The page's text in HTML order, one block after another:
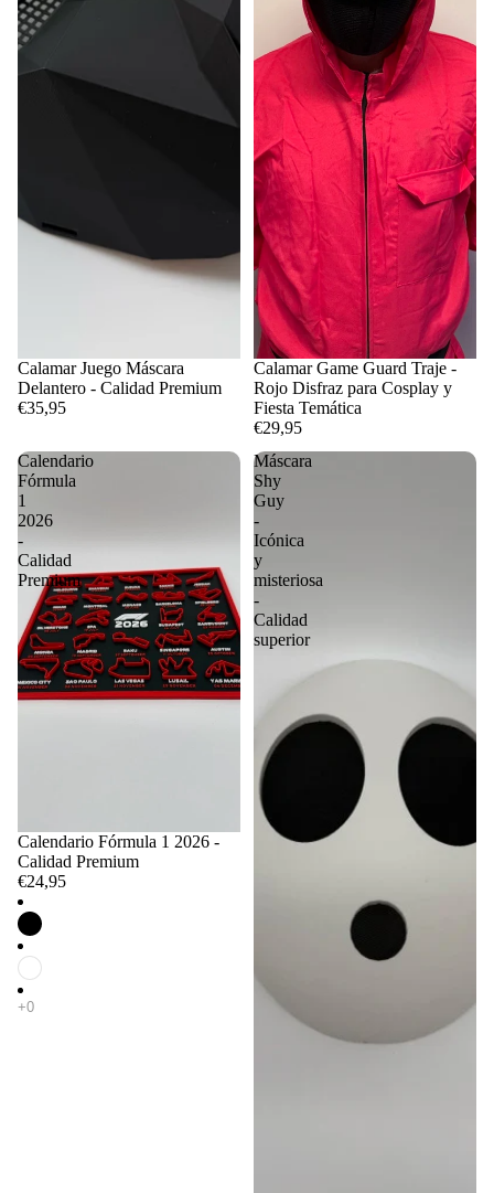
Calamar Juego Máscara
Delantero - Calidad Premium
€35,95
Calamar Game Guard Traje -
Rojo Disfraz para Cosplay y
Fiesta Temática
€29,95
Calendario
Fórmula
1
2026
-
Calidad
Premium
Calendario Fórmula 1 2026 -
Calidad Premium
€24,95
Máscara
Shy
Guy
-
Icónica
y
misteriosa
-
Calidad
superior